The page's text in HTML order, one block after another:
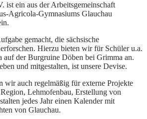
ist ein aus der Arbeitsgemeinschaft
Agricola-Gymnasiums Glauchau
gemacht, die sächsische
Hierzu bieten wir für Schüler u.a.
auf der Burgruine Döben bei Grimma an.
und mitgestalten, ist unsere Devise.
wir auch regelmäßig für externe Projekte
Lehmofenbau, Erstellung von
jedes Jahr einen Kalender mit
von Glauchau.